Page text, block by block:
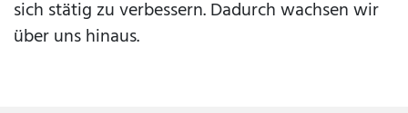
sich stätig zu verbessern. Dadurch wachsen wir
über uns hinaus.